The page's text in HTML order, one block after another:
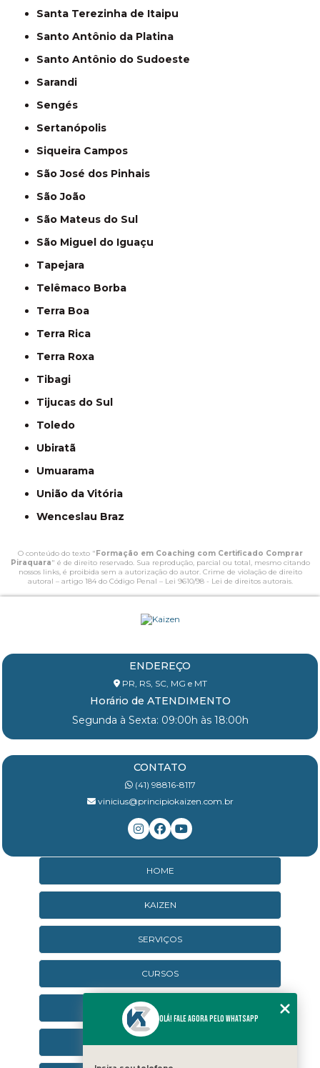
Santa Terezinha de Itaipu
Santo Antônio da Platina
Santo Antônio do Sudoeste
Sarandi
Sengés
Sertanópolis
Siqueira Campos
São José dos Pinhais
São João
São Mateus do Sul
São Miguel do Iguaçu
Tapejara
Telêmaco Borba
Terra Boa
Terra Rica
Terra Roxa
Tibagi
Tijucas do Sul
Toledo
Ubiratã
Umuarama
União da Vitória
Wenceslau Braz
O conteúdo do texto "Formação em Coaching com Certificado Comprar
Piraquara" é de direito reservado. Sua reprodução, parcial ou total, mesmo citando
nossos links, é proibida sem a autorização do autor. Crime de violação de direito
autoral – artigo 184 do Código Penal – Lei 9610/98 - Lei de direitos autorais.
ENDEREÇO
PR, RS, SC, MG e MT
Horário de ATENDIMENTO
Segunda à Sexta: 09:00h às 18:00h
CONTATO
(41) 98816-8117
vinicius@principiokaizen.com.br
HOME
KAIZEN
SERVIÇOS
CURSOS
CURSOS ONLINE
Olá! Fale agora pelo WhatsApp